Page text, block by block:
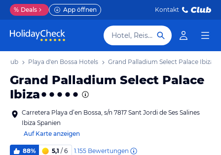
% Deals App öffnen Kontakt
Hotel, Reiseziel
Playa d'en Bossa Hotels Grand Palladium Select Palace Ibiza
Grand Palladium Select Palace
Ibiza
Carretera Playa d’en Bossa, s/n 7817 Sant Jordi de Ses Salines
Ibiza Spanien
Auf Karte anzeigen
88% 5,1 / 6 1.155 Bewertungen